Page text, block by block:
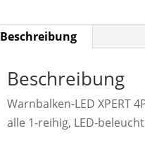
Beschreibung
Beschreibung
Warnbalken-LED XPERT
alle 1-reihig, LED-